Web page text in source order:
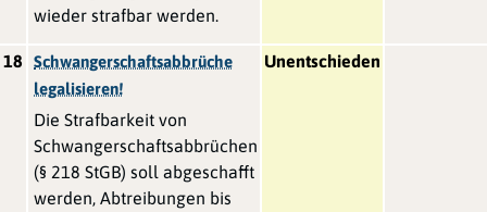
wieder strafbar werden.
18
Schwangerschaftsabbrüche
legalisieren!
Die Strafbarkeit von
Schwangerschaftsabbrüchen
(§ 218 StGB) soll abgeschafft
werden, Abtreibungen bis
Unentschieden